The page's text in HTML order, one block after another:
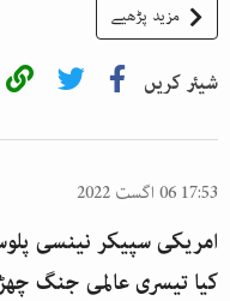
مزید پڑھیے
شیئر کریں
17:53 06 اگست 2022
امریکی سپیکر نینسی
کیا تیسری عالمی جنگ